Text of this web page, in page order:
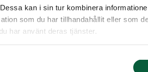
kan i sin tur kombinera
som du har tillhandahållit eller som
har använt deras tjänster.